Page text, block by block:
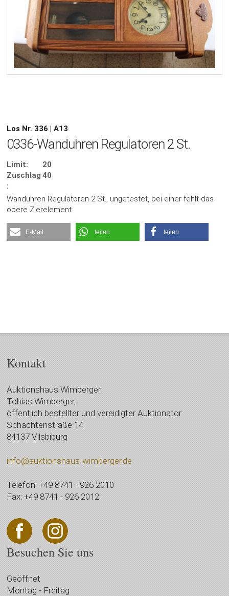
Los Nr. 336 | A13
0336-Wanduhren Regulatoren 2 St.
Limit:
20
Zuschlag
:
40
Wanduhren Regulatoren 2 St., ungetestet, bei einer fehlt das
obere Zierelement
E-Mail teilen teilen
Kontakt
Auktionshaus Wimberger
Tobias Wimberger,
öffentlich bestellter und vereidigter Auktionator
Schachtenstraße 14
84137 Vilsbiburg
info@auktionshaus-wimberger.de
Telefon: +49 8741 - 926 2010
Fax: +49 8741 - 926 2012
Besuchen Sie uns
Geöffnet
Montag - Freitag